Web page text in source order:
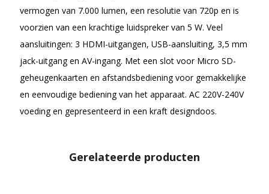
vermogen van 7.000 lumen, een resolutie van 720p en is
voorzien van een krachtige luidspreker van 5 W. Veel
aansluitingen: 3 HDMI-uitgangen, USB-aansluiting, 3,5 mm
jack-uitgang en AV-ingang. Met een slot voor Micro SD-
geheugenkaarten en afstandsbediening voor gemakkelijke
en eenvoudige bediening van het apparaat. AC 220V-240V
voeding en gepresenteerd in een kraft designdoos.
Gerelateerde producten